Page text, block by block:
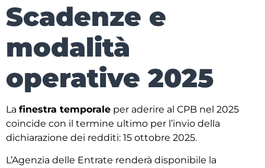
Scadenze e
modalità
operative 2025
La finestra temporale per aderire al CPB nel 2025
coincide con il termine ultimo per l’invio della
dichiarazione dei redditi: 15 ottobre 2025.
L’Agenzia delle Entrate renderà disponibile la